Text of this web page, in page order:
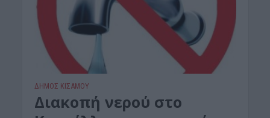
ΔΉΜΟΣ ΚΙΣΆΜΟΥ
Διακοπή νερού στο